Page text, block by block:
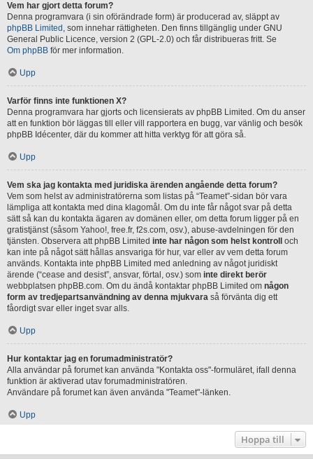
Vem har gjort detta forum?
Denna programvara (i sin oförändrade form) är producerad av, släppt av
phpBB Limited , som innehar rättigheten. Den finns tillgänglig under GNU
General Public Licence, version 2 (GPL-2.0) och får distribueras fritt. Se
Om phpBB för mer information.
Upp
Varför finns inte funktionen X?
Denna programvara har gjorts och licensierats av phpBB Limited. Om du anser
att en funktion bör läggas till eller vill rapportera en bugg, var vänlig och besök
phpBB Idécenter, där du kommer att hitta verktyg för att göra så.
Upp
Vem ska jag kontakta med juridiska ärenden angående detta forum?
Vem som helst av administratörerna som listas på “Teamet”-sidan bör vara
lämpliga att kontakta med dina klagomål. Om du inte får något svar på detta
sätt så kan du kontakta ägaren av domänen eller, om detta forum ligger på en
gratistjänst (såsom Yahoo!, free.fr, f2s.com, osv.), abuse-avdelningen för den
tjänsten. Observera att phpBB Limited inte har någon som helst kontroll
och
kan inte på något sätt hållas ansvariga för hur, var eller av vem detta forum
används. Kontakta inte phpBB Limited med anledning av något juridiskt
ärende (“cease and desist”, ansvar, förtal, osv.) som inte direkt berör
webbplatsen phpBB.com. Om du ändå kontaktar phpBB Limited om någon
form av tredjepartsanvändning av denna mjukvara så förvänta dig ett
fåordigt svar eller inget svar alls.
Upp
Hur kontaktar jag en forumadministratör?
Alla användar på forumet kan använda "Kontakta oss"-formuläret, ifall denna
funktion är aktiverad utav forumadministratören.
Användare på forumet kan även använda "Teamet"-länken.
Upp
Hoppa till